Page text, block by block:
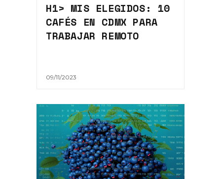
H1> MIS ELEGIDOS: 10
CAFÉS EN CDMX PARA
TRABAJAR REMOTO
09/11/2023